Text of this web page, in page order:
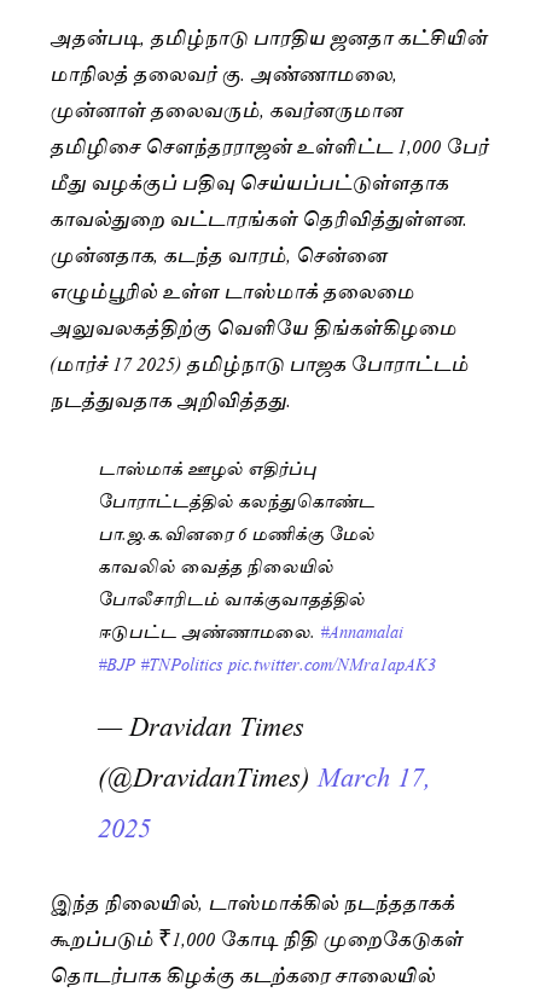
அதன்படி, தமிழ்நாடு பாரதிய ஜனதா கட்சியின்
மாநிலத் தலைவர் கு. அண்ணாமலை,
முன்னாள் தலைவரும், கவர்னருமான
தமிழிசை செளந்தரராஜன் உள்ளிட்ட 1,000 பேர்
மீது வழக்குப் பதிவு செய்யப்பட்டுள்ளதாக
காவல்துறை வட்டாரங்கள் தெரிவித்துள்ளன.
முன்னதாக, கடந்த வாரம், சென்னை
எழும்பூரில் உள்ள டாஸ்மாக் தலைமை
அலுவலகத்திற்கு வெளியே திங்கள்கிழமை
(மார்ச் 17 2025) தமிழ்நாடு பாஜக போராட்டம்
நடத்துவதாக அறிவித்தது.
டாஸ்மாக் ஊழல் எதிர்ப்பு
போராட்டத்தில் கலந்துகொண்ட
பா.ஜ.க.வினரை 6 மணிக்கு மேல்
காவலில் வைத்த நிலையில்
போலீசாரிடம் வாக்குவாதத்தில்
ஈடுபட்ட அண்ணாமலை. #Annamalai
#BJP #TNPoliticspic.twitter.com/NMra1apAK3
— Dravidan Times
(@DravidanTimes)March 17,
2025
இந்த நிலையில், டாஸ்மாக்கில் நடந்ததாகக்
கூறப்படும் ₹1,000 கோடி நிதி முறைகேடுகள்
தொடர்பாக கிழக்கு கடற்கரை சாலையில்